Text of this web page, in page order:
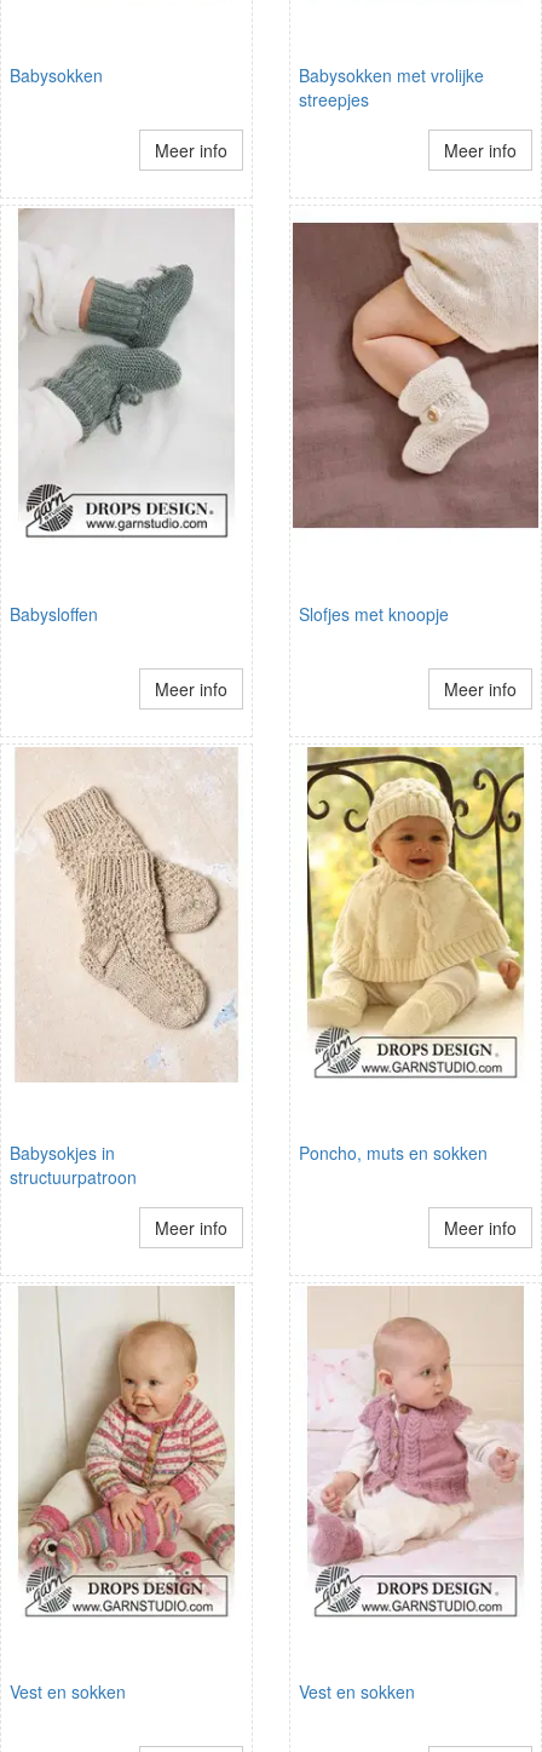
Babysokken
Meer info
Babysokken met vrolijke
streepjes
Meer info
Babysloffen
Meer info
Slofjes met knoopje
Meer info
Babysokjes in
structuurpatroon
Meer info
Poncho, muts en sokken
Meer info
Vest en sokken Vest en sokken